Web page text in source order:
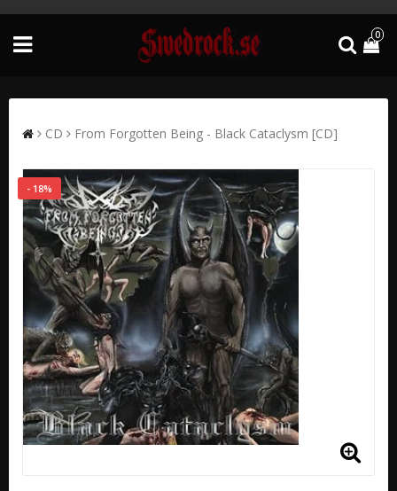
0
CD From Forgotten Being - Black Cataclysm [CD]
- 18%